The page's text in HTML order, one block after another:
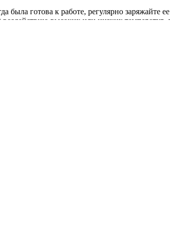
была готова к работе, регулярно
высоких или низких